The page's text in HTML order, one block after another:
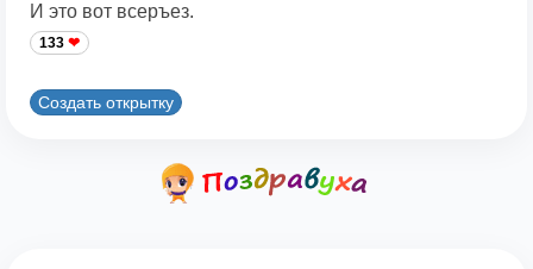
И это вот всеръез.
133
Создать открытку